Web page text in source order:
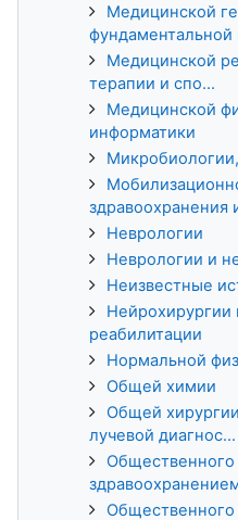
Медицинской
Медицинской
терапии и спо...
Медицинской
информатики
здравоохранения
Неврологии
Неврологии и
Неизвестные
Нейрохирургии
реабилитации
Нормальной
Общей химии
Общей
лучевой диагнос...
Общественного
Общественного